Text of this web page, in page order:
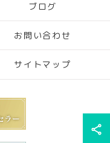
ブログ
お問い合わせ
サイトマップ